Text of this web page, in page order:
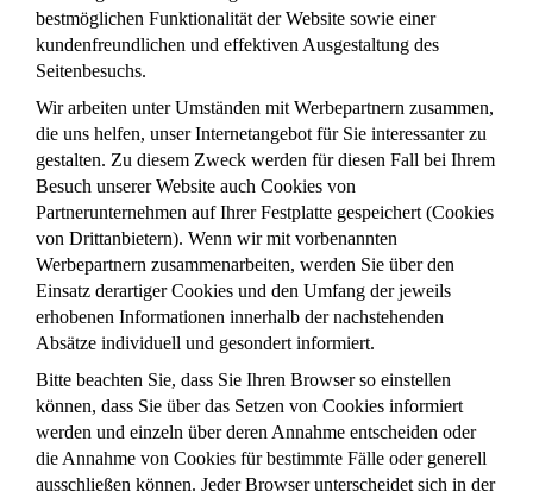
bestmöglichen Funktionalität der Website sowie einer
kundenfreundlichen und effektiven Ausgestaltung des
Seitenbesuchs.
Wir arbeiten unter Umständen mit Werbepartnern zusammen,
die uns helfen, unser Internetangebot für Sie interessanter zu
gestalten. Zu diesem Zweck werden für diesen Fall bei Ihrem
Besuch unserer Website auch Cookies von
Partnerunternehmen auf Ihrer Festplatte gespeichert (Cookies
von Drittanbietern). Wenn wir mit vorbenannten
Werbepartnern zusammenarbeiten, werden Sie über den
Einsatz derartiger Cookies und den Umfang der jeweils
erhobenen Informationen innerhalb der nachstehenden
Absätze individuell und gesondert informiert.
Bitte beachten Sie, dass Sie Ihren Browser so einstellen
können, dass Sie über das Setzen von Cookies informiert
werden und einzeln über deren Annahme entscheiden oder
die Annahme von Cookies für bestimmte Fälle oder generell
ausschließen können. Jeder Browser unterscheidet sich in der